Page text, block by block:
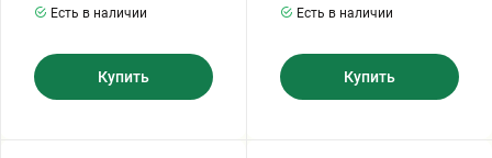
Есть в наличии
Купить
Есть в наличии
Купить